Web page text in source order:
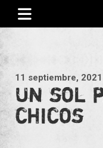
Saltar
contenido
11 septiembre, 2021
Un sol
chicos